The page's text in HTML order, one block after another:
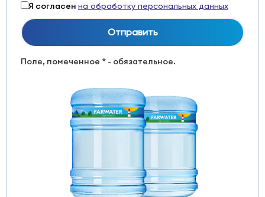
Я согласен на обработку персональных данных
Поле, помеченное * - обязательное.